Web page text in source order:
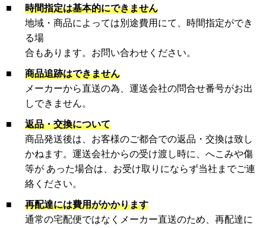
■
時間指定は基本的にできません
地域・商品によっては別途費用にて、時間指定ができ
る場
合もあります。お問い合わせください。
■
商品追跡はできません
メーカーから直送の為、運送会社の問合せ番号がお出
しできません。
■
返品・交換について
商品発送後は、お客様のご都合での返品・交換は致し
かねます。運送会社からの受け渡し時に、へこみや傷
等が あった場合は、お受け取りにならず当社までご連
絡ください。
■
再配達には費用がかかります
通常の宅配便ではなくメーカー直送のため、再配達に